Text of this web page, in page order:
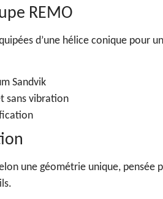
REMO
d’une hélice conique pour
Sandvik
sans vibration
une géométrie unique,